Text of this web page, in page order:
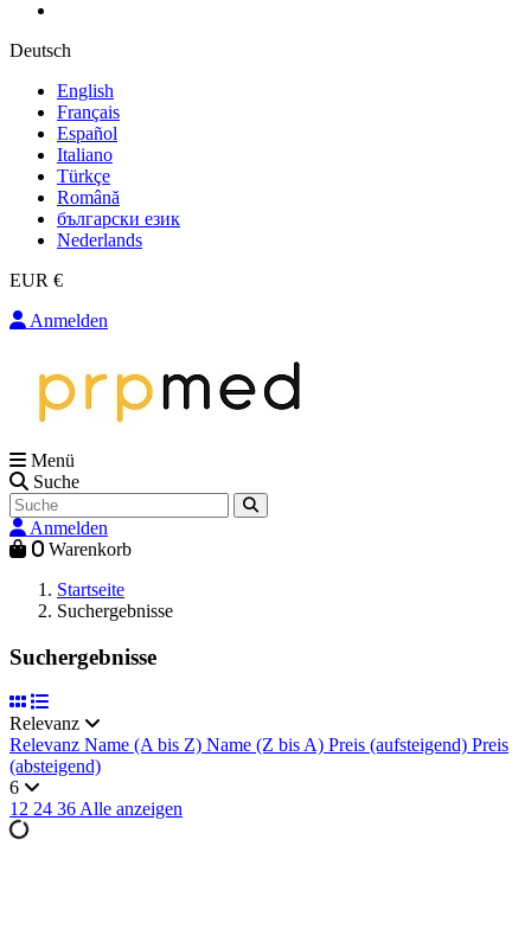
Deutsch
English
Français
Español
Italiano
Türkçe
Română
български език
Nederlands
EUR €
Anmelden
Menü
Suche
Anmelden
0 Warenkorb
Startseite
Suchergebnisse
Suchergebnisse
Relevanz
Relevanz Name (A bis Z) Name (Z bis A) Preis (aufsteigend) Preis
(absteigend)
6
12 24 36Alle anzeigen